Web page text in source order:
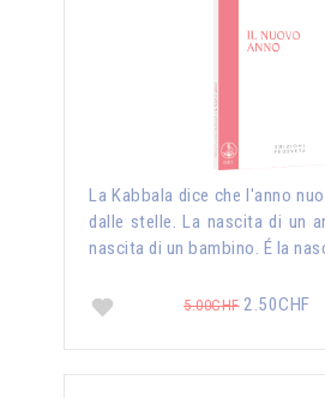
La Kabbala dice che l'anno
dalle stelle. La nascita di un
nascita di un bambino. É la
5.00CHF2.50CHF